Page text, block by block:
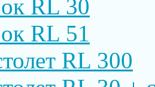
RL 30
RL 51
RL 300